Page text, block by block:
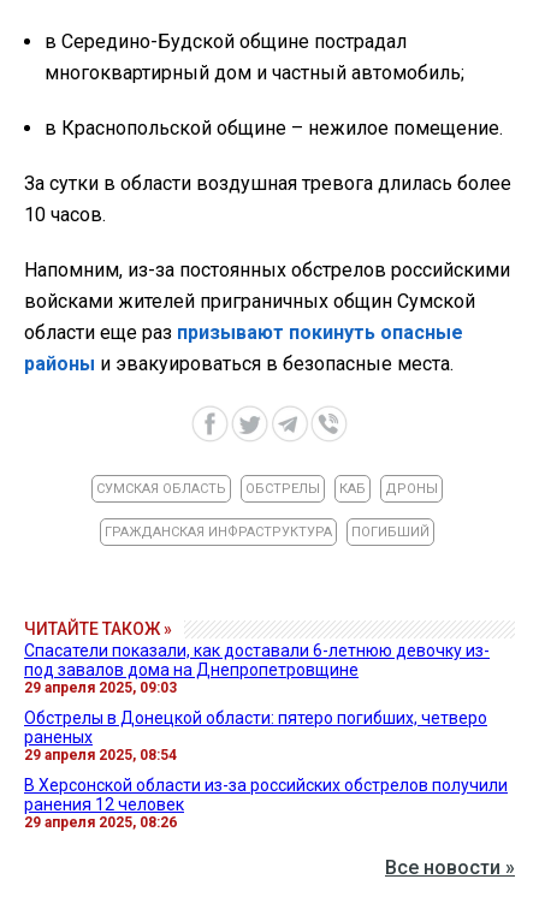
в Середино-Будской общине пострадал
многоквартирный дом и частный автомобиль;
в Краснопольской общине – нежилое помещение.
За сутки в области воздушная тревога длилась более
10 часов.
Напомним, из-за постоянных обстрелов российскими
войсками жителей приграничных общин Сумской
области еще раз призывают покинуть опасные
районы и эвакуироваться в безопасные места.
СУМСКАЯ ОБЛАСТЬ ОБСТРЕЛЫ КАБ ДРОНЫ
ГРАЖДАНСКАЯ ИНФРАСТРУКТУРА ПОГИБШИЙ
ЧИТАЙТЕ ТАКОЖ »
Спасатели показали, как доставали 6-летнюю девочку из-
под завалов дома на Днепропетровщине
29 апреля 2025, 09:03
Обстрелы в Донецкой области: пятеро погибших, четверо
раненых
29 апреля 2025, 08:54
В Херсонской области из-за российских обстрелов получили
ранения 12 человек
29 апреля 2025, 08:26
Все новости »